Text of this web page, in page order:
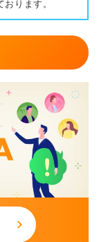
ります。